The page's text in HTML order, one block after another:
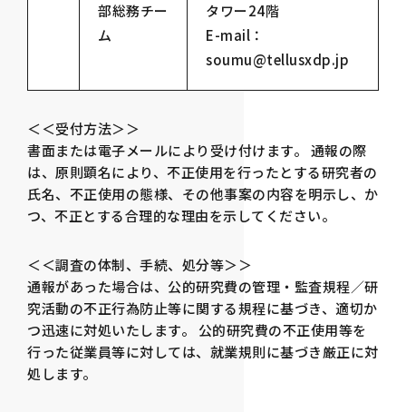
部総務チー
ム
タワー24階
E-mail：
soumu@tellusxdp.jp
＜＜受付方法＞＞
書面または電子メールにより受け付けます。 通報の際
は、原則顕名により、不正使用を行ったとする研究者の
氏名、不正使用の態様、その他事案の内容を明示し、か
つ、不正とする合理的な理由を示してください。
＜＜調査の体制、手続、処分等＞＞
通報があった場合は、公的研究費の管理・監査規程／研
究活動の不正行為防止等に関する規程に基づき、適切か
つ迅速に対処いたします。 公的研究費の不正使用等を
行った従業員等に対しては、就業規則に基づき厳正に対
処します。